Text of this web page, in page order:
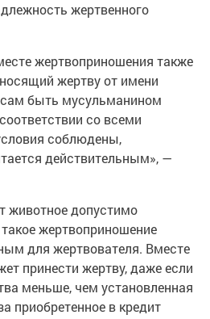
жертвенного
жертвоприношения также
жертву от имени
быть мусульманином
со всеми
соблюдены,
действительным», —
животное допустимо
жертвоприношение
для жертвователя. Вместе
принести жертву, даже если
меньше, чем установленная
приобретенное в кредит